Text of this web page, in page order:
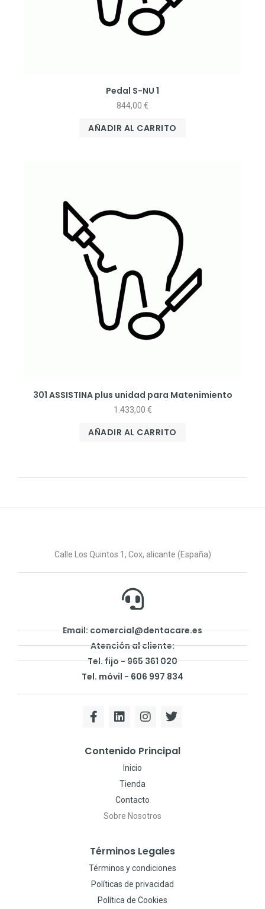
Pedal S-NU 1
844,00 €
AÑADIR AL CARRITO
301 ASSISTINA plus unidad para Matenimiento
1.433,00 €
AÑADIR AL CARRITO
Calle Los Quintos 1, Cox, alicante (España)
Email: comercial@dentacare.es
Atención al cliente:
Tel. fijo - 965 361 020
Tel. móvil - 606 997 834
Contenido Principal
Inicio
Tienda
Contacto
Sobre Nosotros
Términos Legales
Términos y condiciones
Políticas de privacidad
Política de Cookies